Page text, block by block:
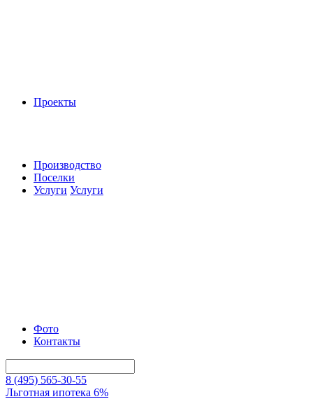
Проекты
Производство
Поселки
Услуги Услуги
Фото
Контакты
8 (495) 565-30-55
Льготная ипотека 6%